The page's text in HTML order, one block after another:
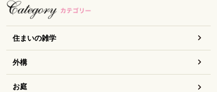
住まいの雑学
外構
お庭